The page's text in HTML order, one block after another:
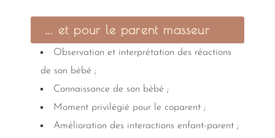
... et pour le parent masseur
Observation et interprétation des réactions
de son bébé ;
Connaissance de son bébé ;
Moment privilégié pour le coparent ;
Amélioration des interactions enfant-parent ;